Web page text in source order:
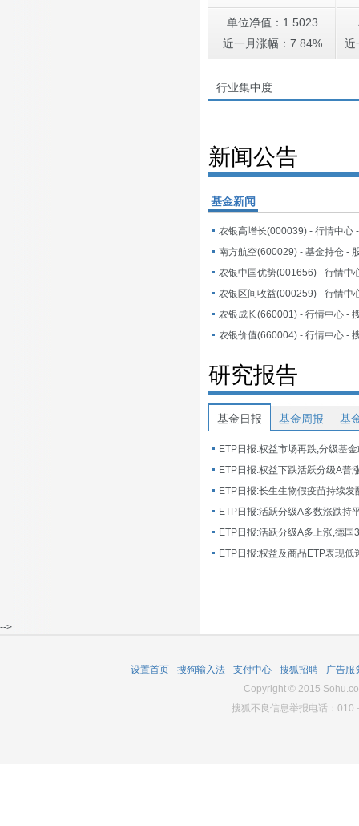
单位净值：1.5023
近一月涨幅：7.84%
近
行业集中度
新闻公告
基金新闻
农银高增长(000039) - 行情中心
农银中国优势(001656) - 行情中
农银区间收益(000259) - 行情中
农银成长(660001) - 行情中心 -
农银价值(660004) - 行情中心 -
研究报告
基金日报 基金周报 基
ETP日报:权益市场再跌,分级基
ETP日报:长生生物假疫苗持续发
ETP日报:活跃分级A多数涨跌持
ETP日报:活跃分级A多上涨,德国
-->
设置首页 - 搜狗输入法 - 支付中心 - 搜狐招聘 - 广告服
Copyright© 2015
搜狐不良信息举报电话：010